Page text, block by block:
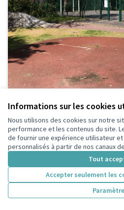
Informations sur les cookies
Nous utilisons des cookies sur notre
performance et les contenus du site.
de fournir une expérience utilisateur et
personnalisés à partir de nos canaux
Tout
Accepter seulement les
Rénovation du Terrain